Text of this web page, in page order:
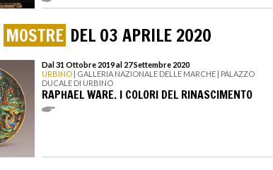
MOSTRE DEL 03 APRILE 2020
Dal 31 Ottobre 2019 al 27 Settembre 2020
URBINO | GALLERIA NAZIONALE DELLE MARCHE | PALAZZO
DUCALE DI URBINO
RAPHAEL WARE. I COLORI DEL RINASCIMENTO